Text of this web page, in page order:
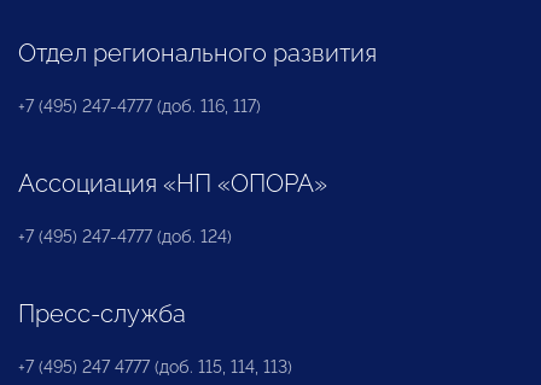
Отдел регионального развития
+7 (495) 247-4777 (доб. 116, 117)
Ассоциация «НП «ОПОРА»
+7 (495) 247-4777 (доб. 124)
Пресс-служба
+7 (495) 247 4777 (доб. 115, 114, 113)